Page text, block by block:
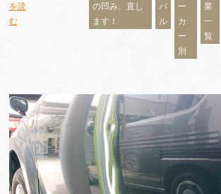
を読
む
の凹み、直し
ます！
バ
ル
ー
カ
ー
別
業
一
覧